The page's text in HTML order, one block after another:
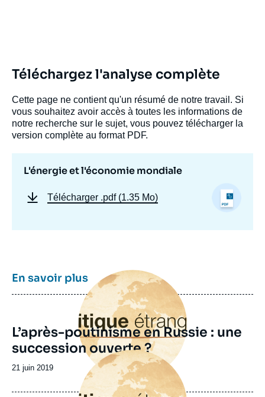
Téléchargez l'analyse complète
Cette page ne contient qu'un résumé de notre travail. Si
vous souhaitez avoir accès à toutes les informations de
notre recherche sur le sujet, vous pouvez télécharger la
version complète au format PDF.
L'énergie et l'économie mondiale
Télécharger .pdf (1.35 Mo)
En savoir plusImage
principale
L’après-poutinisme en Russie : une
succession ouverte ?
Date
publication
21 juin 2019
Image
principale